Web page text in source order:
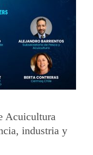
Acuicultura
industria y